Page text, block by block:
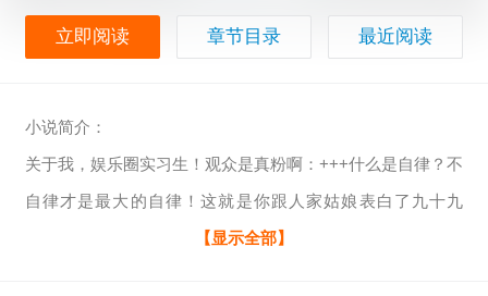
立即阅读 章节目录 最近阅读
小说简介：
关于我，娱乐圈实习生！观众是真粉啊：+++什么是自律？不
自律才是最大的自律！这就是你跟人家姑娘表白了九十九
天，对方答应了，你第一百天消失的原因？这也是你在音乐
【显示全部】